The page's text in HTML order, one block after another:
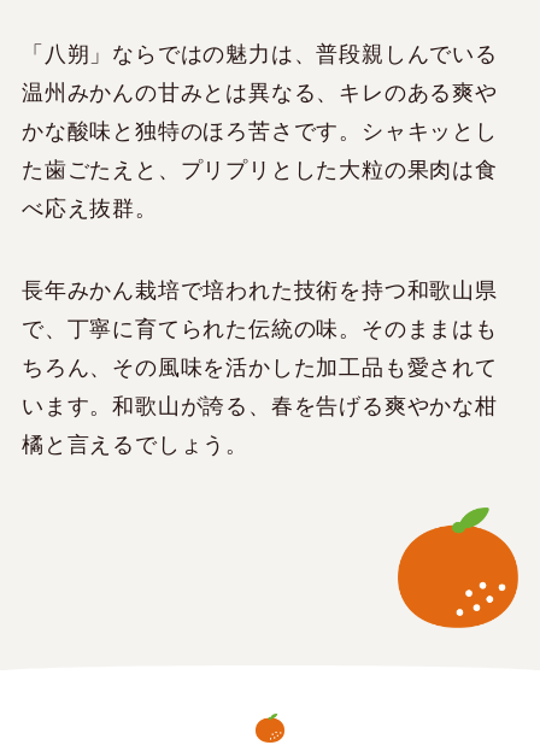
「八朔」ならではの魅力は、普段親しんでいる
温州みかんの甘みとは異なる、キレのある爽や
かな酸味と独特のほろ苦さです。シャキッとし
た歯ごたえと、プリプリとした大粒の果肉は食
べ応え抜群。
長年みかん栽培で培われた技術を持つ和歌山県
で、丁寧に育てられた伝統の味。そのままはも
ちろん、その風味を活かした加工品も愛されて
います。和歌山が誇る、春を告げる爽やかな柑
橘と言えるでしょう。